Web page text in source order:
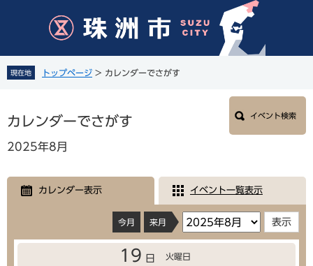
先
頭
。
を
飛
て
文
現在地 トップページ > カレンダーでさがす
文
カレンダーでさがす イベント検索
2025年8月
カレンダー表示 イベント一覧表示
今月 来月
19 日 火曜日